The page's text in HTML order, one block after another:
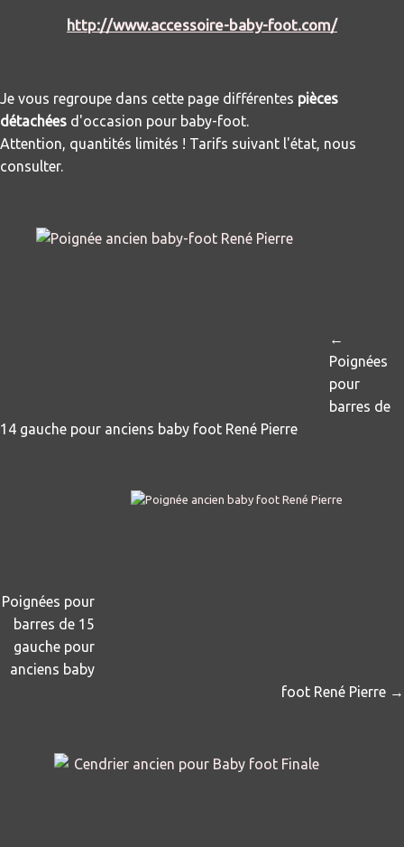
http://www.accessoire-baby-foot.com/
Je vous regroupe dans cette page différentes pièces
détachées d'occasion pour baby-foot.
Attention, quantités limités ! Tarifs suivant l'état, nous
consulter.
←
Poignées
pour
barres de
14 gauche pour anciens baby foot René Pierre
Poignées pour
barres de 15
gauche pour
anciens baby
foot René Pierre →